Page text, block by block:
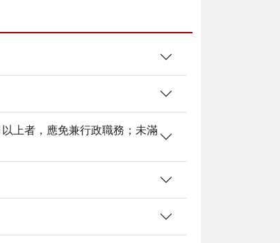
上者，應免兼行政職務；未滿